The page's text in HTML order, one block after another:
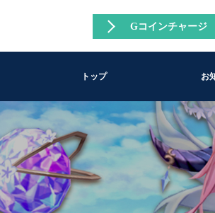
Gコインチャージ
トップ お